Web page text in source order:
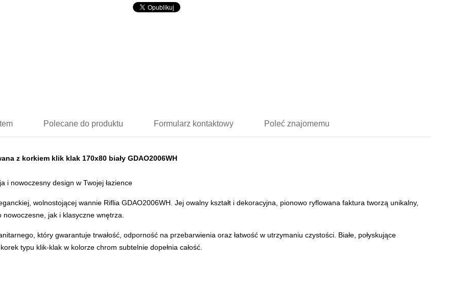
Polecane do produktu Formularz kontaktowy Poleć znajomemu
z korkiem klik klak 170x80 biały GDAO2006WH
i nowoczesny design w Twojej łazience
wolnostojącej wannie Riflia GDAO2006WH. Jej owalny kształt i dekoracyjna, pionowo ryflowana faktura tworzą unikalny,
jak i klasyczne wnętrza.
który gwarantuje trwałość, odporność na przebarwienia oraz łatwość w utrzymaniu czystości. Białe, połyskujące
typu klik-klak w kolorze chrom subtelnie dopełnia całość.